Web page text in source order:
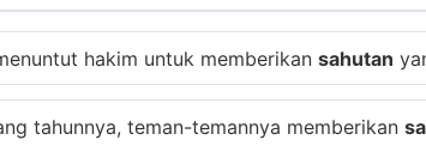
hakim untuk memberikan sahutan
tahunnya, teman-temannya memberikan